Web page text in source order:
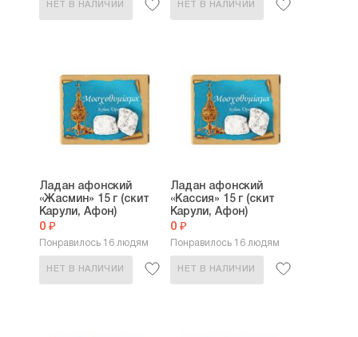
НЕТ В НАЛИЧИИ НЕТ В НАЛИЧИИ
Ладан афонский
«Жасмин» 15 г (скит
Карули, Афон)
0 ₽
Понравилось 16 людям
НЕТ В НАЛИЧИИ
Ладан афонский
«Кассия» 15 г (скит
Карули, Афон)
0 ₽
Понравилось 16 людям
НЕТ В НАЛИЧИИ